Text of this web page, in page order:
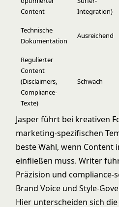
Content
Integration)
Technische
Dokumentation
Ausreichend
Regulierter
Content
(Disclaimers,
Compliance-
Texte)
Schwach
Jasper führt bei kreativen
marketing-spezifischen
beste Wahl, wenn Content
einfließen muss. Writer
Präzision und compliance-
Brand Voice und Style-
Hier unterscheiden sich